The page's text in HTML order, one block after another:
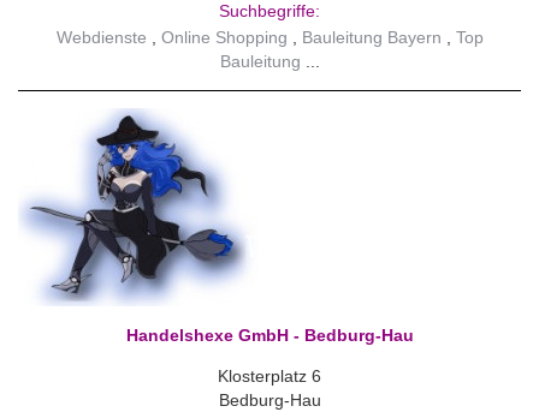
Suchbegriffe:
Webdienste
Online Shopping Bauleitung Bayern
Top
Bauleitung
Handelshexe GmbH - Bedburg-Hau
Klosterplatz 6
Bedburg-Hau